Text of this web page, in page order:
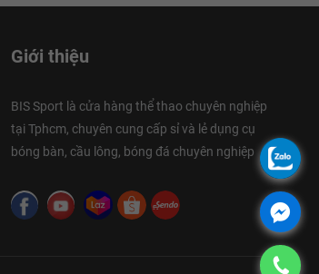
Giới thiệu
BIS Sport là cửa hàng thể thao chuyên nghiệp
tại Tphcm, chuyên cung cấp sỉ và lẻ dụng cụ
bóng bàn, cầu lông, bóng đá chuyên nghiệp